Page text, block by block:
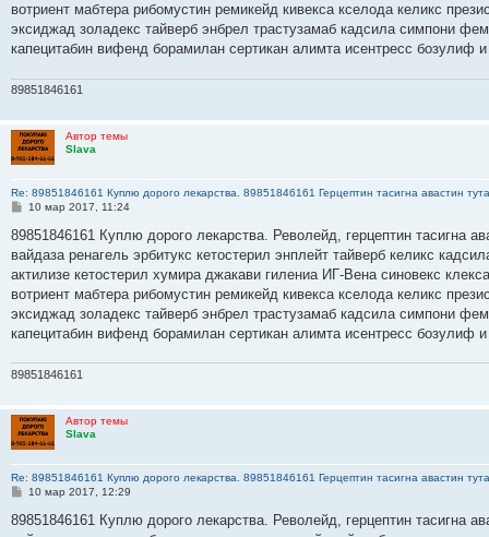
и
е
вотриент мабтера рибомустин ремикейд кивекса кселода келикс
эксиджад золадекс тайверб энбрел трастузамаб кадсила симпони
капецитабин вифенд борамилан сертикан алимта исентресс бозулиф
89851846161
Автор темы
Slava
Re: 89851846161 Куплю дорого лекарства. 89851846161 Герцептин тасигна авастин
С
о
щ
е
и
е
10 мар 2017, 11:24
89851846161 Куплю дорого лекарства. Револейд, герцептин тасигна
вайдаза ренагель эрбитукс кетостерил энплейт тайверб келикс
актилизе кетостерил хумира джакави гилениа ИГ-Вена синовекс
вотриент мабтера рибомустин ремикейд кивекса кселода келикс
эксиджад золадекс тайверб энбрел трастузамаб кадсила симпони
капецитабин вифенд борамилан сертикан алимта исентресс бозулиф
89851846161
Автор темы
Slava
Re: 89851846161 Куплю дорого лекарства. 89851846161 Герцептин тасигна авастин
С
о
10 мар 2017, 12:29
89851846161 Куплю дорого лекарства. Револейд, герцептин тасигна